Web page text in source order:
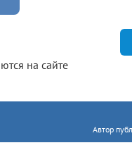
на сайте
Автор